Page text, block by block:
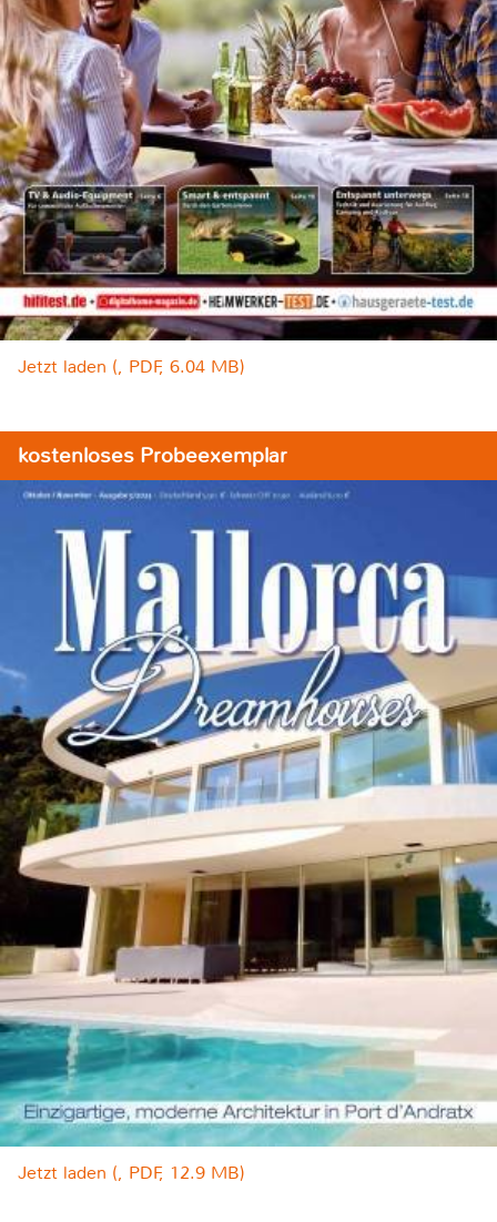
Jetzt laden (, PDF, 6.04 MB)
kostenloses Probeexemplar
Jetzt laden (, PDF, 12.9 MB)